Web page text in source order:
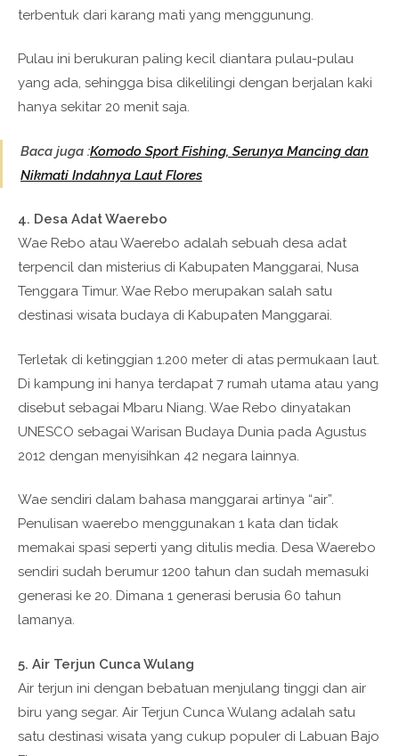
terbentuk dari karang mati yang menggunung.
Pulau ini berukuran paling kecil diantara pulau-pulau
yang ada, sehingga bisa dikelilingi dengan berjalan kaki
hanya sekitar 20 menit saja.
Baca juga :Komodo Sport Fishing, Serunya Mancing dan
Nikmati Indahnya Laut Flores
4. Desa Adat Waerebo
Wae Rebo atau Waerebo adalah sebuah desa adat
terpencil dan misterius di Kabupaten Manggarai, Nusa
Tenggara Timur. Wae Rebo merupakan salah satu
destinasi wisata budaya di Kabupaten Manggarai.
Terletak di ketinggian 1.200 meter di atas permukaan laut.
Di kampung ini hanya terdapat 7 rumah utama atau yang
disebut sebagai Mbaru Niang. Wae Rebo dinyatakan
UNESCO sebagai Warisan Budaya Dunia pada Agustus
2012 dengan menyisihkan 42 negara lainnya.
Wae sendiri dalam bahasa manggarai artinya “air”.
Penulisan waerebo menggunakan 1 kata dan tidak
memakai spasi seperti yang ditulis media. Desa Waerebo
sendiri sudah berumur 1200 tahun dan sudah memasuki
generasi ke 20. Dimana 1 generasi berusia 60 tahun
lamanya.
5. Air Terjun Cunca Wulang
Air terjun ini dengan bebatuan menjulang tinggi dan air
biru yang segar. Air Terjun Cunca Wulang adalah satu
satu destinasi wisata yang cukup populer di Labuan Bajo